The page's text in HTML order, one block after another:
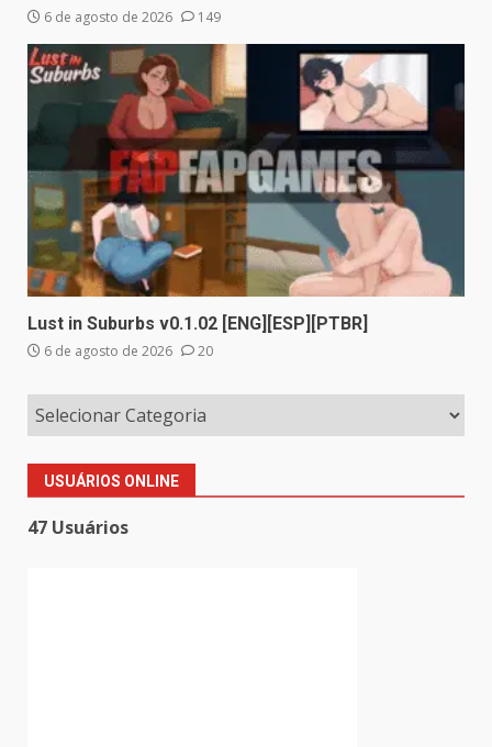
6 de agosto de 2026 149
Lust in Suburbs v0.1.02 [ENG][ESP][PTBR]
6 de agosto de 2026 20
USUÁRIOS ONLINE
47 Usuários